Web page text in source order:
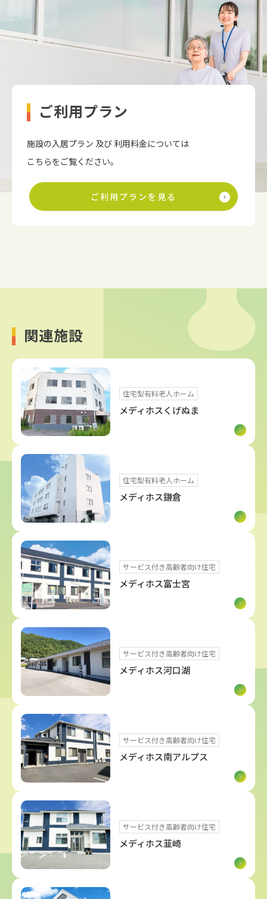
ご利用プラン
施設の入居プラン 及び 利用料金については
こちらをご覧ください。
ご利用プランを見る
関連施設
住宅型有料老人ホーム
メディホスくげぬま
住宅型有料老人ホーム
メディホス鎌倉
サービス付き高齢者向け住宅
メディホス富士宮
サービス付き高齢者向け住宅
メディホス河口湖
サービス付き高齢者向け住宅
メディホス南アルプス
サービス付き高齢者向け住宅
メディホス韮崎